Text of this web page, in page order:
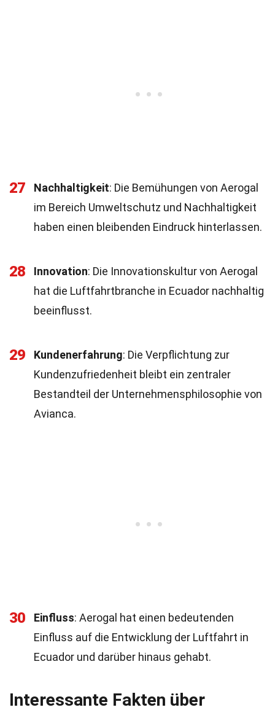
27 Nachhaltigkeit: Die Bemühungen von Aerogal
im Bereich Umweltschutz und Nachhaltigkeit
haben einen bleibenden Eindruck hinterlassen.
28 Innovation: Die Innovationskultur von Aerogal
hat die Luftfahrtbranche in Ecuador nachhaltig
beeinflusst.
29 Kundenerfahrung: Die Verpflichtung zur
Kundenzufriedenheit bleibt ein zentraler
Bestandteil der Unternehmensphilosophie von
Avianca.
30 Einfluss: Aerogal hat einen bedeutenden
Einfluss auf die Entwicklung der Luftfahrt in
Ecuador und darüber hinaus gehabt.
Interessante Fakten über